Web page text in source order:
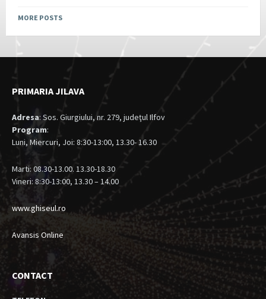
MORE POSTS
PRIMARIA JILAVA
Adresa: Sos. Giurgiului, nr. 279, judeţul Ilfov
Program:
Luni, Miercuri, Joi: 8:30-13:00, 13.30- 16.30
Marti: 08.30-13.00. 13.30-18.30
Vineri: 8:30-13:00, 13.30 – 14.00
www.ghiseul.ro
Avansis Online
CONTACT